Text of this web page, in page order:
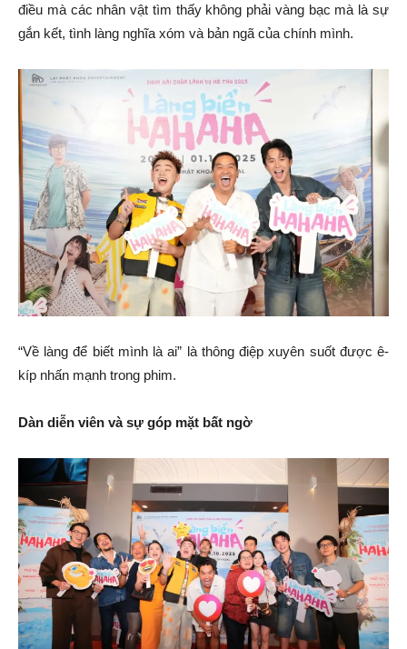
điều mà các nhân vật tìm thấy không phải vàng bạc mà là sự
gắn kết, tình làng nghĩa xóm và bản ngã của chính mình.
“Về làng để biết mình là ai” là thông điệp xuyên suốt được ê-
kíp nhấn mạnh trong phim.
Dàn diễn viên và sự góp mặt bất ngờ